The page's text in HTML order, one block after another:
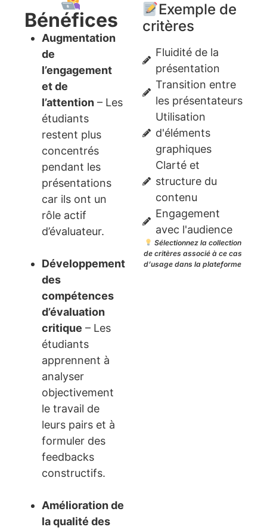
Bénéfices
Augmentation
de
l’engagement
et de
l’attention – Les
étudiants
restent plus
concentrés
pendant les
présentations
car ils ont un
rôle actif
d’évaluateur.
Développement
des
compétences
d’évaluation
critique – Les
étudiants
apprennent à
analyser
objectivement
le travail de
leurs pairs et à
formuler des
feedbacks
constructifs.
Amélioration de
la qualité des
Exemple de
critères
Fluidité de la
présentation
Transition entre
les présentateurs
Utilisation
d'éléments
graphiques
Clarté et
structure du
contenu
Engagement
avec l'audience
Sélectionnez la collection
de critères associé à ce cas
d’usage dans la plateforme